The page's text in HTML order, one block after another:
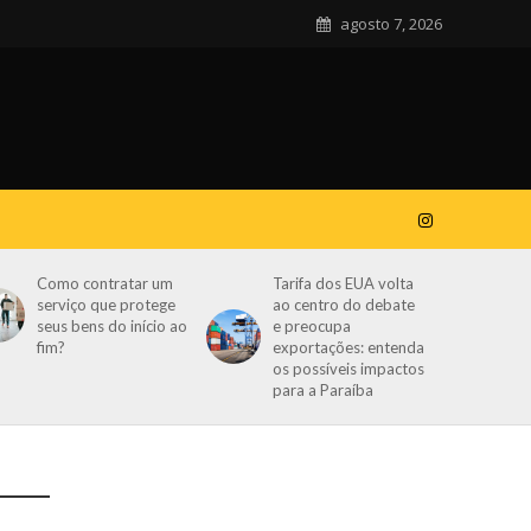
agosto 7, 2026
Como contratar um
serviço que protege
seus bens do início ao
fim?
Tarifa dos EUA volta
ao centro do debate
e preocupa
exportações: entenda
os possíveis impactos
para a Paraíba